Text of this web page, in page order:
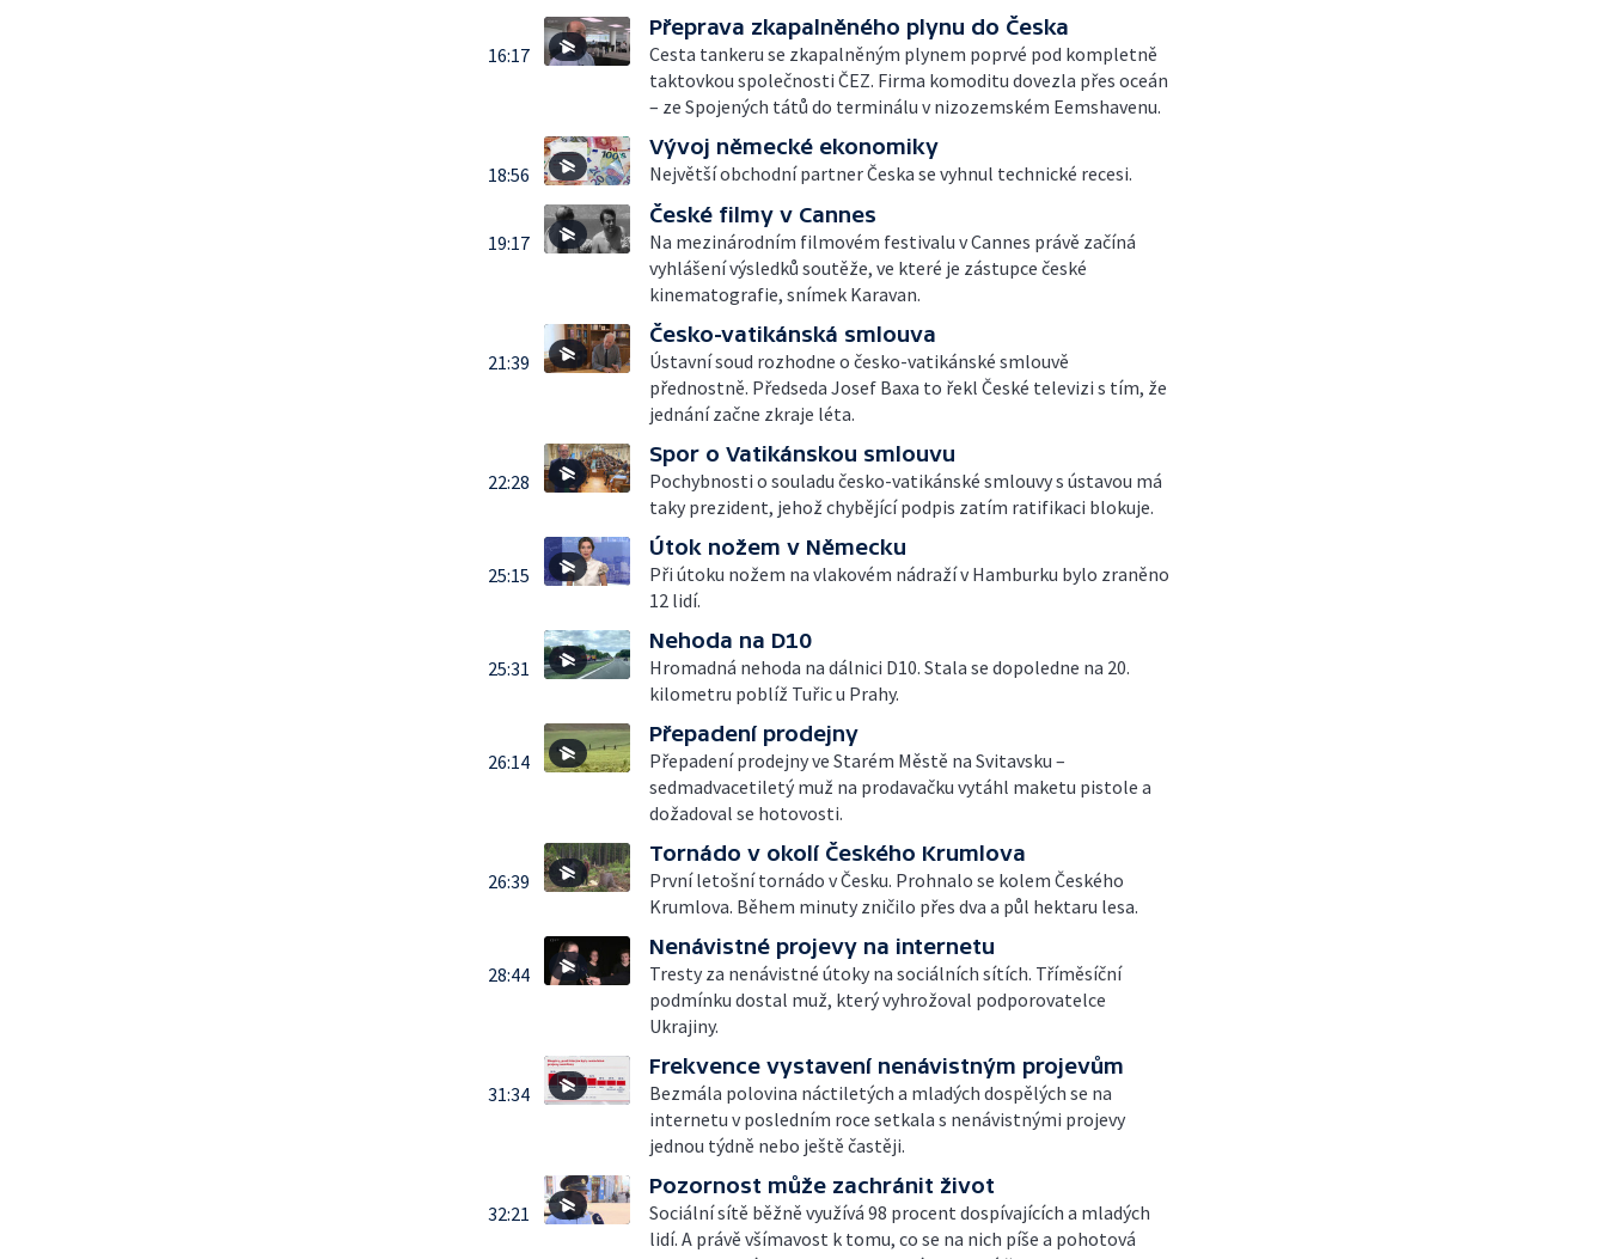
16:17
Přeprava zkapalněného plynu do Česka
Cesta tankeru se zkapalněným plynem poprvé pod kompletně
taktovkou společnosti ČEZ. Firma komoditu dovezla přes oceán
– ze Spojených tátů do terminálu v nizozemském Eemshavenu.
18:56
Vývoj německé ekonomiky
Největší obchodní partner Česka se vyhnul technické recesi.
19:17
České filmy v Cannes
Na mezinárodním filmovém festivalu v Cannes právě začíná
vyhlášení výsledků soutěže, ve které je zástupce české
kinematografie, snímek Karavan.
21:39
Česko-vatikánská smlouva
Ústavní soud rozhodne o česko-vatikánské smlouvě
přednostně. Předseda Josef Baxa to řekl České televizi s tím, že
jednání začne zkraje léta.
22:28
Spor o Vatikánskou smlouvu
Pochybnosti o souladu česko-vatikánské smlouvy s ústavou má
taky prezident, jehož chybějící podpis zatím ratifikaci blokuje.
25:15
Útok nožem v Německu
Při útoku nožem na vlakovém nádraží v Hamburku bylo zraněno
12 lidí.
25:31
Nehoda na D10
Hromadná nehoda na dálnici D10. Stala se dopoledne na 20.
kilometru poblíž Tuřic u Prahy.
26:14
Přepadení prodejny
Přepadení prodejny ve Starém Městě na Svitavsku –
sedmadvacetiletý muž na prodavačku vytáhl maketu pistole a
dožadoval se hotovosti.
26:39
Tornádo v okolí Českého Krumlova
První letošní tornádo v Česku. Prohnalo se kolem Českého
Krumlova. Během minuty zničilo přes dva a půl hektaru lesa.
28:44
Nenávistné projevy na internetu
Tresty za nenávistné útoky na sociálních sítích. Tříměsíční
podmínku dostal muž, který vyhrožoval podporovatelce
Ukrajiny.
31:34
Frekvence vystavení nenávistným projevům
Bezmála polovina náctiletých a mladých dospělých se na
internetu v posledním roce setkala s nenávistnými projevy
jednou týdně nebo ještě častěji.
32:21
Pozornost může zachránit život
Sociální sítě běžně využívá 98 procent dospívajících a mladých
lidí. A právě všímavost k tomu, co se na nich píše a pohotová